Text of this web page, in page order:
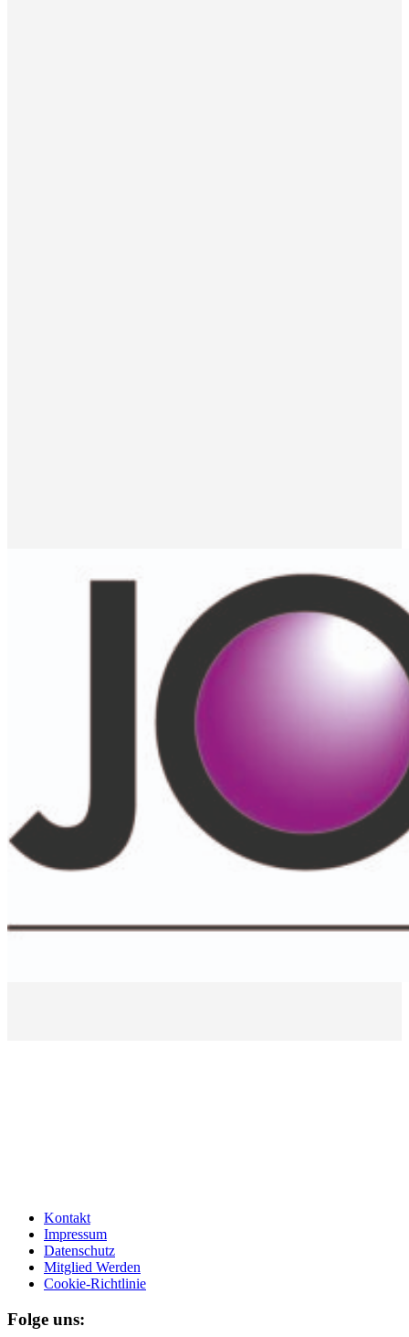
Kontakt
Impressum
Datenschutz
Mitglied Werden
Cookie-Richtlinie
Folge uns: